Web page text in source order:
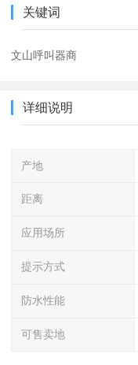
关键词
文山呼叫器商
详细说明
产地
距离
应用场所
提示方式
防水性能
可售卖地